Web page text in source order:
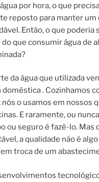
por hora, o que
reposto para manter
Então, o que poderia
que consumir água de
da água que utilizada
doméstica . Cozinhamos
nós o usamos em nossos
E raramente, ou
ou seguro é fazê-lo. Mas
a qualidade não é
troca de um